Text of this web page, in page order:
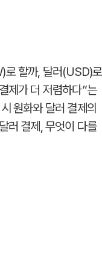
로 할까, 달러(USD)로
제가 더 저렴하다”는
원화와 달러 결제의
러 결제, 무엇이 다를